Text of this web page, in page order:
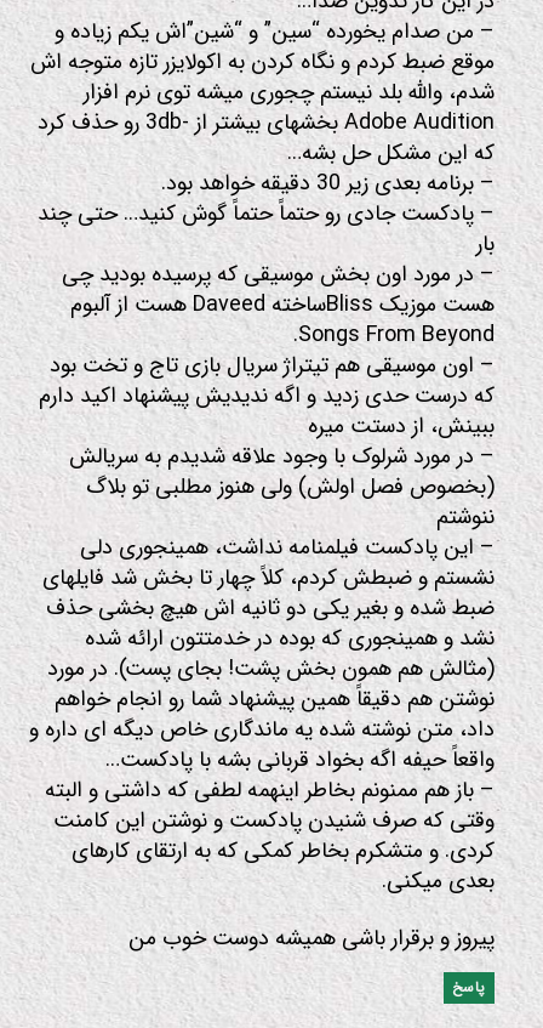
– من صدام یخورده “سین” و “شین”اش یکم زیاده و
موقع ضبط کردم و نگاه کردن به اکولایزر تازه متوجه اش
شدم، والله بلد نیستم چجوری میشه توی نرم افزار
Adobe Audition بخشهای بیشتر از -3db رو حذف کرد
که این مشکل حل بشه…
– برنامه بعدی زیر 30 دقیقه خواهد بود.
– پادکست جادی رو حتماً حتماً گوش کنید… حتی چند
بار
– در مورد اون بخش موسیقی که پرسیده بودید چی
هست موزیک Blissساخته Daveed هست از آلبوم
Songs From Beyond.
– اون موسیقی هم تیتراژ سریال بازی تاج و تخت بود
که درست حدی زدید و اگه ندیدیش پیشنهاد اکید دارم
ببینش، از دستت میره
– در مورد شرلوک با وجود علاقه شدیدم به سریالش
(بخصوص فصل اولش) ولی هنوز مطلبی تو بلاگ
ننوشتم
– این پادکست فیلمنامه نداشت، همینجوری دلی
نشستم و ضبطش کردم، کلاً چهار تا بخش شد فایلهای
ضبط شده و بغیر یکی دو ثانیه اش هیچ بخشی حذف
نشد و همینجوری که بوده در خدمتتون ارائه شده
(مثالش هم همون بخش پشت! بجای پست). در مورد
نوشتن هم دقیقاً همین پیشنهاد شما رو انجام خواهم
داد، متن نوشته شده یه ماندگاری خاص دیگه ای داره و
واقعاً حیفه اگه بخواد قربانی بشه با پادکست…
– باز هم ممنونم بخاطر اینهمه لطفی که داشتی و البته
وقتی که صرف شنیدن پادکست و نوشتن این کامنت
کردی. و متشکرم بخاطر کمکی که به ارتقای کارهای
بعدی میکنی.
پیروز و برقرار باشی همیشه دوست خوب من
پاسخ